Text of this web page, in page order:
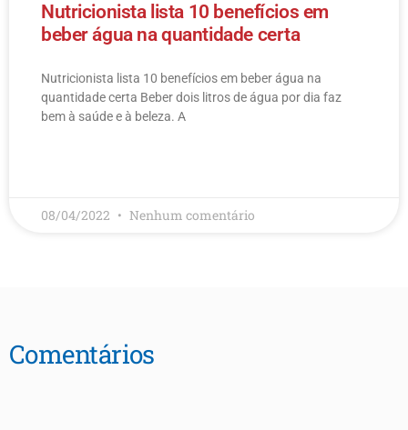
Nutricionista lista 10 benefícios em
beber água na quantidade certa
Nutricionista lista 10 benefícios em beber água na
quantidade certa Beber dois litros de água por dia faz
bem à saúde e à beleza. A
08/04/2022 Nenhum comentário
Comentários